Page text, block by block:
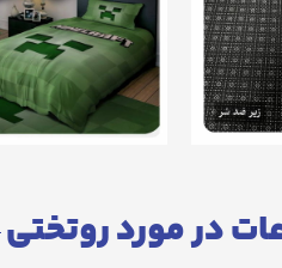
در مورد روتختی